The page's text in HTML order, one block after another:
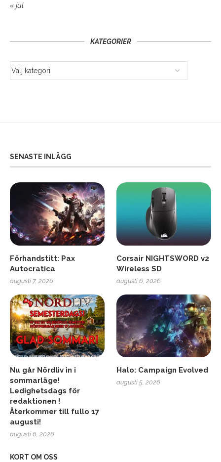
« jul
KATEGORIER
SENASTE INLÄGG
Förhandstitt: Pax
Autocratica
augusti 7, 2026
Corsair NIGHTSWORD v2
Wireless SD
augusti 6, 2026
Nu går Nördliv in i
sommarläge!
Ledighetsdags för
redaktionen !
Återkommer till fullo 17
augusti!
augusti 6, 2026
Halo: Campaign Evolved
augusti 5, 2026
KORT OM OSS